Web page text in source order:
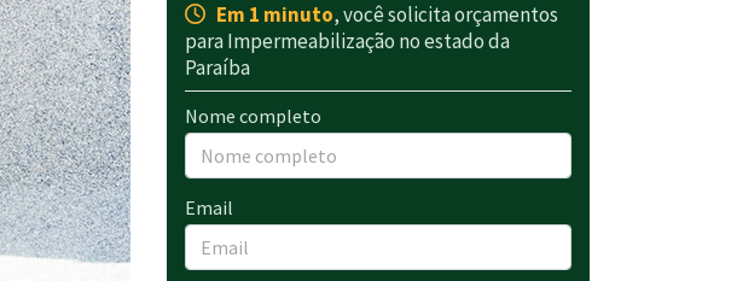
Em 1 minuto, você solicita orçamentos
para Impermeabilização no estado da
Paraíba
Nome completo
Email